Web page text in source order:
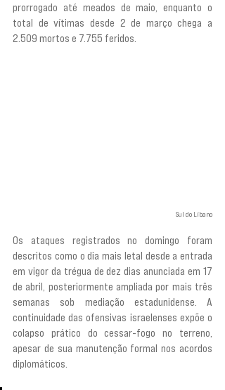
prorrogado até meados de maio, enquanto o
total de vítimas desde 2 de março chega a
2.509 mortos e 7.755 feridos.
Sul do Líbano
Os ataques registrados no domingo foram
descritos como o dia mais letal desde a entrada
em vigor da trégua de dez dias anunciada em 17
de abril, posteriormente ampliada por mais três
semanas sob mediação estadunidense. A
continuidade das ofensivas israelenses expõe o
colapso prático do cessar-fogo no terreno,
apesar de sua manutenção formal nos acordos
diplomáticos.